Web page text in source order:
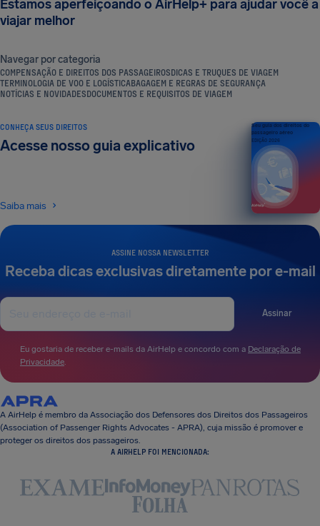
Estamos aperfeiçoando o AirHelp+ para ajudar você a
viajar melhor
Navegar por categoria
COMPENSAÇÃO E DIREITOS DOS PASSAGEIROSDICAS E TRUQUES DE VIAGEM
TERMINOLOGIA DE VOO E LOGÍSTICABAGAGEM E REGRAS DE SEGURANÇA
NOTÍCIAS E NOVIDADESDOCUMENTOS E REQUISITOS DE VIAGEM
ASSINE NOSSA NEWSLETTER
Receba dicas exclusivas diretamente por e-mail
Assinar
Eu gostaria de receber e-mails da AirHelp e concordo com a Declaração de
Privacidade
CONHEÇA SEUS DIREITOS
Acesse nosso guia explicativo
Saiba mais
Seu guia dos direitos do
passageiro aéreo
EDIÇÃO 2026
A AirHelp é membro da Associação dos Defensores dos Direitos dos Passageiros
(Association of Passenger Rights Advocates - APRA), cuja missão é promover e
proteger os direitos dos passageiros.
A AIRHELP FOI MENCIONADA: